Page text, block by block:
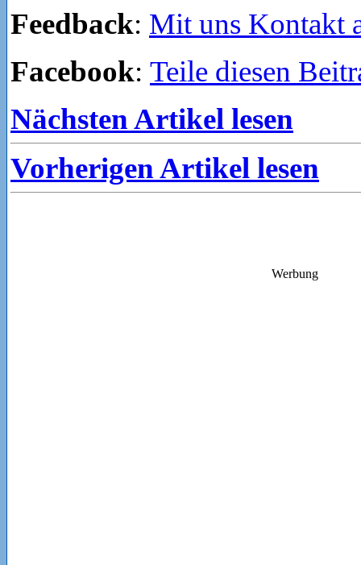
Feedback: Mit uns Kontakt
Facebook: Teile diesen
Nächsten Artikel lesen
Vorherigen Artikel lesen
Werbung